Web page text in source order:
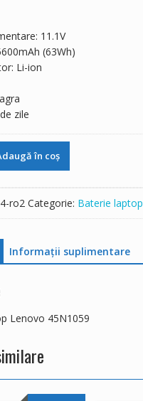
11.1V
(63Wh)
Li-ion
zile
în coș
ro2 Categorie: Baterie laptop
Informații suplimentare
Lenovo 45N1059